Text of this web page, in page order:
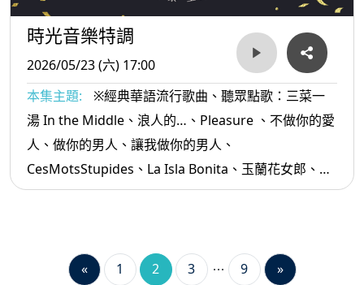
時光音樂特調
2026/05/23 (六) 17:00
本集主題:
※經典華語流行歌曲、聽眾點歌：三菜一
湯 In the Middle、浪人的…、Pleasure 、不做你的愛
人、做你的男人、讓我做你的男人、
CesMotsStupides、La Isla Bonita、玉蘭花女郎、你
惦我心內尚深的所在 、桂花巷、純情青春夢、你是寶
« 1 2 3 9 »